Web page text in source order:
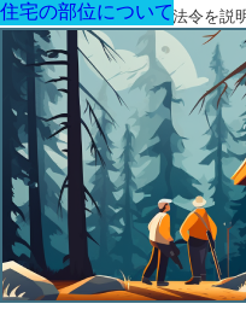
建築に関する用語と関連法令を説
住宅の部位について
住宅の部位について
住宅の部位について
住宅の部位について
住宅の部位について
住宅の部位について
住宅の部位について